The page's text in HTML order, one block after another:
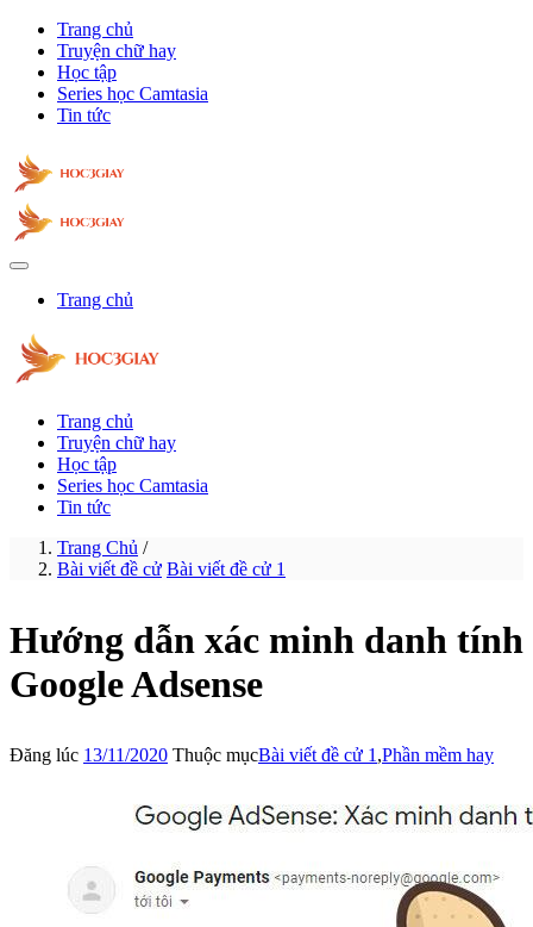
Trang chủ
Truyện chữ hay
Học tập
Series học Camtasia
Tin tức
Trang chủ
Trang chủ
Truyện chữ hay
Học tập
Series học Camtasia
Tin tức
Trang Chủ /
Bài viết đề cử Bài viết đề cử 1
Hướng dẫn xác minh danh tính
Google Adsense
Đăng lúc 13/11/2020 Thuộc mụcBài viết đề cử 1 ,Phần mềm hay